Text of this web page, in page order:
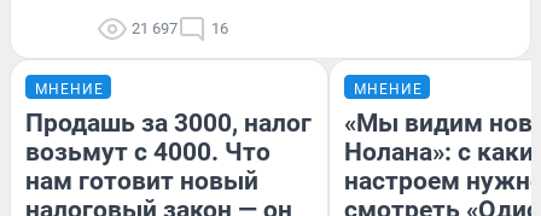
21 697 16
МНЕНИЕ
Продашь за 3000, налог
возьмут с 4000. Что
нам готовит новый
налоговый закон — он
МНЕНИЕ
«Мы видим
Нолана»: с
настроем
смотреть